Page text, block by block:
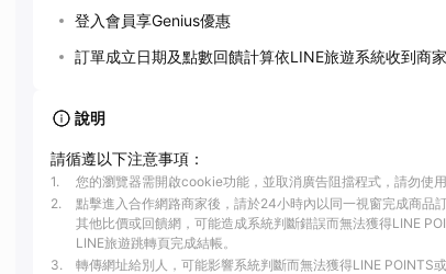
登入會員享Genius優惠
訂單成立日期及點數回饋計算依LINE旅遊系統收到商
說明
請循遵以下注意事項：
1.
您的瀏覽器需開啟cookie功能，並取消廣告阻擋程式，請勿使
2.
點擊進入合作網路商家後，請於24小時內以同一視窗完成商品
其他比價或回饋網，可能造成系統判斷錯誤而無法獲得LINE
LINE旅遊跳轉頁完成結帳。
3.
轉傳網址給別人，可能影響系統判斷而無法獲得LINE POINTS